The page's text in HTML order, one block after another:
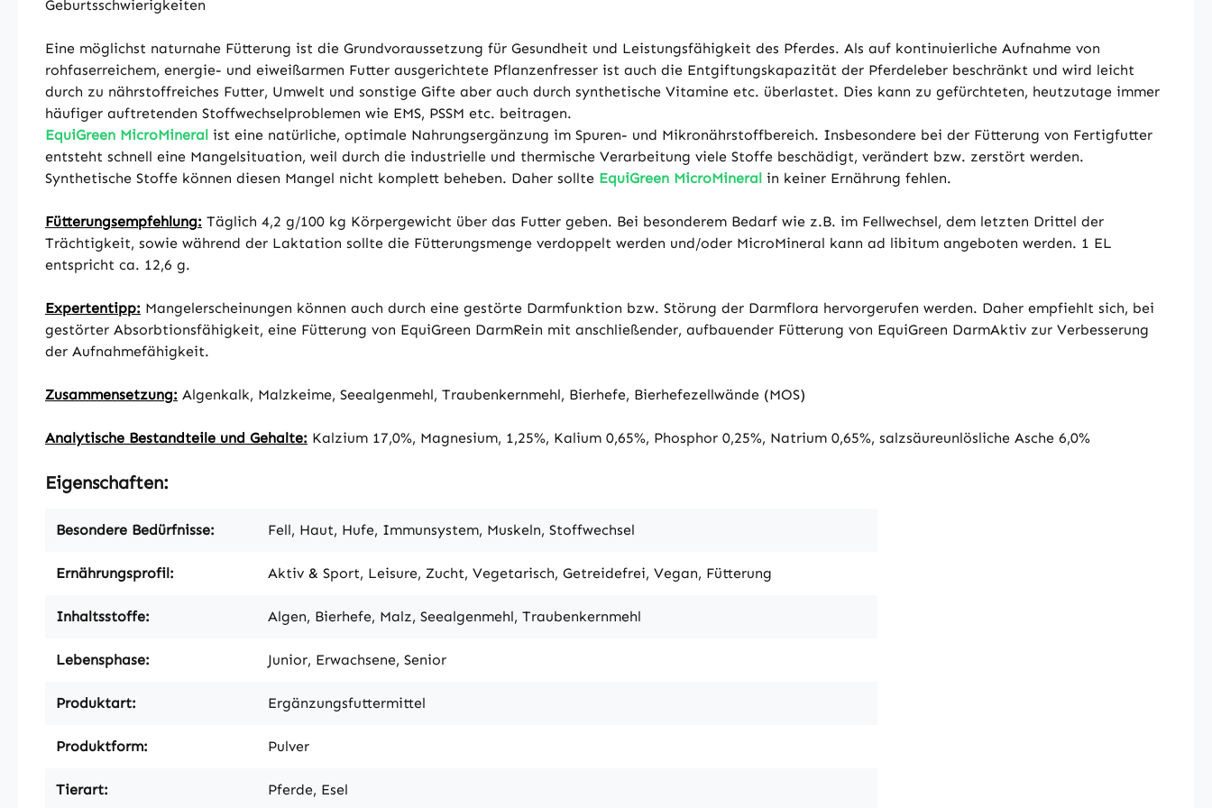
Geburtsschwierigkeiten
Eine möglichst naturnahe Fütterung ist die Grundvoraussetzung für Gesundheit und Leistungsfähigkeit des Pferdes. Als auf kontinuierliche Aufnahme von
rohfaserreichem, energie- und eiweißarmen Futter ausgerichtete Pflanzenfresser ist auch die Entgiftungskapazität der Pferdeleber beschränkt und wird leicht
durch zu nährstoffreiches Futter, Umwelt und sonstige Gifte aber auch durch synthetische Vitamine etc. überlastet. Dies kann zu gefürchteten, heutzutage immer
häufiger auftretenden Stoffwechselproblemen wie EMS, PSSM etc. beitragen.
EquiGreen MicroMineral ist eine natürliche, optimale Nahrungsergänzung im Spuren- und Mikronährstoffbereich. Insbesondere bei der Fütterung von Fertigfutter
entsteht schnell eine Mangelsituation, weil durch die industrielle und thermische Verarbeitung viele Stoffe beschädigt, verändert bzw. zerstört werden.
Synthetische Stoffe können diesen Mangel nicht komplett beheben. Daher sollte EquiGreen MicroMineral in keiner Ernährung fehlen.
Fütterungsempfehlung: Täglich 4,2 g/100 kg Körpergewicht über das Futter geben. Bei besonderem Bedarf wie z.B. im Fellwechsel, dem letzten Drittel der
Trächtigkeit, sowie während der Laktation sollte die Fütterungsmenge verdoppelt werden und/oder MicroMineral kann ad libitum angeboten werden. 1 EL
entspricht ca. 12,6 g.
Expertentipp: Mangelerscheinungen können auch durch eine gestörte Darmfunktion bzw. Störung der Darmflora hervorgerufen werden. Daher empfiehlt sich, bei
gestörter Absorbtionsfähigkeit, eine Fütterung von EquiGreen DarmRein mit anschließender, aufbauender Fütterung von EquiGreen DarmAktiv zur Verbesserung
der Aufnahmefähigkeit.
Zusammensetzung: Algenkalk, Malzkeime, Seealgenmehl, Traubenkernmehl, Bierhefe, Bierhefezellwände (MOS)
Analytische Bestandteile und Gehalte: Kalzium 17,0%, Magnesium, 1,25%, Kalium 0,65%, Phosphor 0,25%, Natrium 0,65%, salzsäureunlösliche Asche 6,0%
Eigenschaften:
Besondere Bedürfnisse: Fell, Haut, Hufe, Immunsystem, Muskeln, Stoffwechsel
Ernährungsprofil: Aktiv & Sport, Leisure, Zucht, Vegetarisch, Getreidefrei, Vegan, Fütterung
Inhaltsstoffe: Algen, Bierhefe, Malz, Seealgenmehl, Traubenkernmehl
Lebensphase: Junior, Erwachsene, Senior
Produktart: Ergänzungsfuttermittel
Produktform: Pulver
Tierart: Pferde, Esel